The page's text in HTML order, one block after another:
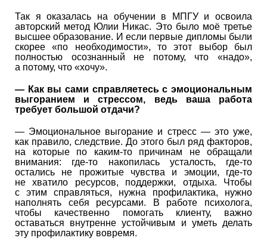
Так я оказалась на обучении в МПГУ и освоила
авторский метод Юлии Никас. Это было моё третье
высшее образование. И если первые дипломы были
скорее «по необходимости», то этот выбор был
полностью осознанный не потому, что «надо»,
а потому, что «хочу».
— Как вы сами справляетесь с эмоциональным
выгоранием и стрессом, ведь ваша работа
требует большой отдачи?
— Эмоциональное выгорание и стресс — это уже,
как правило, следствие. До этого был ряд факторов,
на которые по каким-то причинам не обращали
внимания: где-то накопилась усталость, где-то
остались не прожитые чувства и эмоции, где-то
не хватило ресурсов, поддержки, отдыха. Чтобы
с этим справляться, нужна профилактика, нужно
наполнять себя ресурсами. В работе психолога,
чтобы качественно помогать клиенту, важно
оставаться внутренне устойчивым и уметь делать
эту профилактику вовремя.